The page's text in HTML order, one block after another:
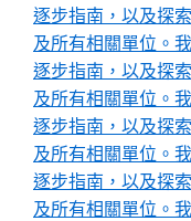
逐步指南，以及探
及所有相關單位。
逐步指南，以及探
及所有相關單位。
逐步指南，以及探
及所有相關單位。
逐步指南，以及探
及所有相關單位。